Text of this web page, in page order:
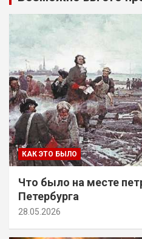
КАК ЭТО БЫЛО
Что было на месте
Петербурга
28.05.2026